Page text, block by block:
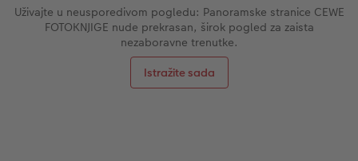
Uživajte u neusporedivom pogledu: Panoramske stranice CEWE
FOTOKNJIGE nude prekrasan, širok pogled za zaista
nezaboravne trenutke.
Istražite sada